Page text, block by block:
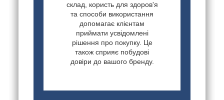
склад, користь для здоров'я
та способи використання
допомагає клієнтам
приймати усвідомлені
рішення про покупку. Це
також сприяє побудові
довіри до вашого бренду.